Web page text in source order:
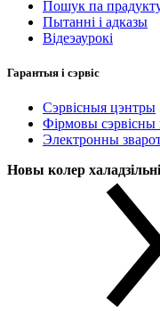
Пошук па
Пытанні і адказы
Відеэаурокі
Гарантыя і сэрвіс
Сэрвісныя цэнтры
Фірмовы сэрвісны
Электронны
Новы колер